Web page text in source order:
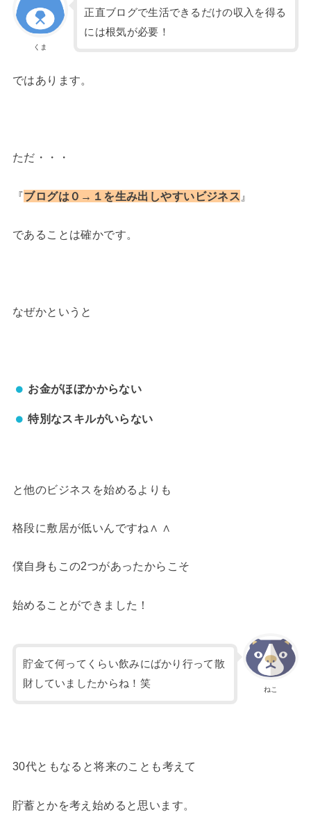
くま
正直ブログで生活できるだけの収入を得る
には根気が必要！
ではあります。
ただ・・・
『ブログは０→１を生み出しやすいビジネス 』
であることは確かです。
なぜかというと
お金がほぼかからない
特別なスキルがいらない
と他のビジネスを始めるよりも
格段に敷居が低いんですね∧ ∧
僕自身もこの2つがあったからこそ
始めることができました！
ねこ
貯金て何ってくらい飲みにばかり行って散
財していましたからね！笑
30代ともなると将来のことも考えて
貯蓄とかを考え始めると思います。